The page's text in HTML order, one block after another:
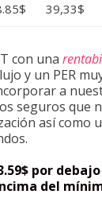
39,33$
con una
y un PER
a
seguros que
así como
por
del